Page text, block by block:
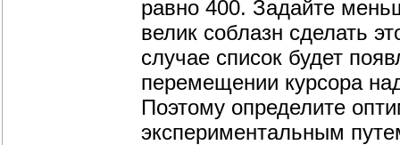
равно 400. Задайте
велик соблазн сделать
случае список будет
перемещении курсора
Поэтому определите
экспериментальным